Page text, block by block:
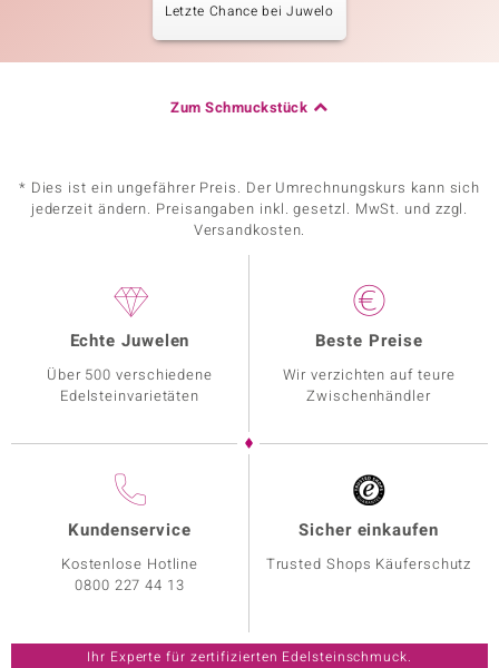
Letzte Chance bei Juwelo
Zum Schmuckstück
* Dies ist ein ungefährer Preis. Der Umrechnungskurs kann sich
jederzeit ändern. Preisangaben inkl. gesetzl. MwSt. und zzgl.
Versandkosten.
Echte Juwelen
Über 500 verschiedene
Edelsteinvarietäten
Beste Preise
Wir verzichten auf teure
Zwischenhändler
Kundenservice
Kostenlose Hotline
0800 227 44 13
Sicher einkaufen
Trusted Shops Käuferschutz
Ihr Experte für zertifizierten Edelsteinschmuck.